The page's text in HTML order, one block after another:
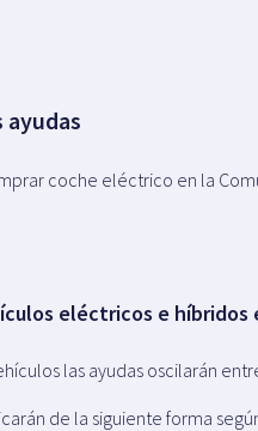
ayudas
coche eléctrico en la
eléctricos e híbridos
las ayudas oscilarán
de la siguiente forma